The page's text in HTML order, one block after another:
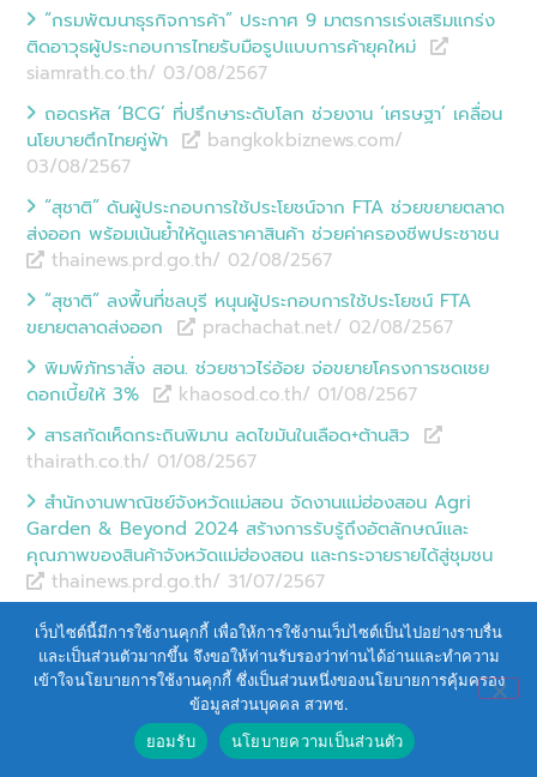
“กรมพัฒนาธุรกิจการค้า” ประกาศ 9 มาตรการเร่งเสริมแกร่ง
ติดอาวุธผู้ประกอบการไทยรับมือรูปแบบการค้ายุคใหม่
siamrath.co.th/ 03/08/2567
ถอดรหัส ‘BCG’ ที่ปรึกษาระดับโลก ช่วยงาน ‘เศรษฐา’ เคลื่อน
นโยบายตึกไทยคู่ฟ้า
bangkokbiznews.com/
03/08/2567
“สุชาติ” ดันผู้ประกอบการใช้ประโยชน์จาก FTA ช่วยขยายตลาด
ส่งออก พร้อมเน้นย้ำให้ดูแลราคาสินค้า ช่วยค่าครองชีพประชาชน
thainews.prd.go.th/ 02/08/2567
“สุชาติ” ลงพื้นที่ชลบุรี หนุนผู้ประกอบการใช้ประโยชน์ FTA
ขยายตลาดส่งออก
prachachat.net/ 02/08/2567
พิมพ์ภัทราสั่ง สอน. ช่วยชาวไร่อ้อย จ่อขยายโครงการชดเชย
ดอกเบี้ยให้ 3%
khaosod.co.th/ 01/08/2567
สารสกัดเห็ดกระถินพิมาน ลดไขมันในเลือด+ต้านสิว
thairath.co.th/ 01/08/2567
สำนักงานพาณิชย์จังหวัดแม่สอน จัดงานแม่ฮ่องสอน Agri
Garden & Beyond 2024 สร้างการรับรู้ถึงอัตลักษณ์และ
คุณภาพของสินค้าจังหวัดแม่ฮ่องสอน และกระจายรายได้สู่ชุมชน
thainews.prd.go.th/ 31/07/2567
นำร่องใช้ปาล์มนํ้ามัน ใส่หม้อแปลงไฟฟ้าสำเร็จ ลดนำเข้านํ้ามัน
สร้างรายได้ชาวสวน
dailynews.co.th/ 31/07/2567
รอง ผวจ.ยะลา เปิดฤดูกาลเก็บเกี่ยวทุเรียน อย่างเป็นทางการ
ณ แปลงตัวอย่าง วิสาหกิจชุมชนทุเรียนคุณภาพช้างเผือกกาลอรา
thainews.prd.go.th/ 30/07/2567
เว็บไซต์นี้มีการใช้งานคุกกี้ เพื่อให้การใช้งานเว็บไซต์เป็นไปอย่างราบรื่น
และเป็นส่วนตัวมากขึ้น จึงขอให้ท่านรับรองว่าท่านได้อ่านและทำความ
เข้าใจนโยบายการใช้งานคุกกี้ ซึ่งเป็นส่วนหนึ่งของนโยบายการคุ้มครอง
ข้อมูลส่วนบุคคล สวทช.
ยอมรับ
นโยบายความเป็นส่วนตัว